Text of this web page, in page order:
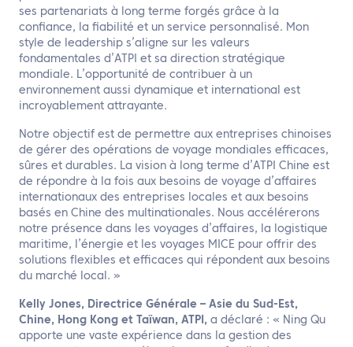
ses partenariats à long terme forgés grâce à la
confiance, la fiabilité et un service personnalisé. Mon
style de leadership s’aligne sur les valeurs
fondamentales d’ATPI et sa direction stratégique
mondiale. L’opportunité de contribuer à un
environnement aussi dynamique et international est
incroyablement attrayante.
Notre objectif est de permettre aux entreprises chinoises
de gérer des opérations de voyage mondiales efficaces,
sûres et durables. La vision à long terme d’ATPI Chine est
de répondre à la fois aux besoins de voyage d’affaires
internationaux des entreprises locales et aux besoins
basés en Chine des multinationales. Nous accélérerons
notre présence dans les voyages d’affaires, la logistique
maritime, l’énergie et les voyages MICE pour offrir des
solutions flexibles et efficaces qui répondent aux besoins
du marché local. »
Kelly Jones, Directrice Générale – Asie du Sud-Est,
Chine, Hong Kong et Taïwan, ATPI, a déclaré : « Ning Qu
apporte une vaste expérience dans la gestion des